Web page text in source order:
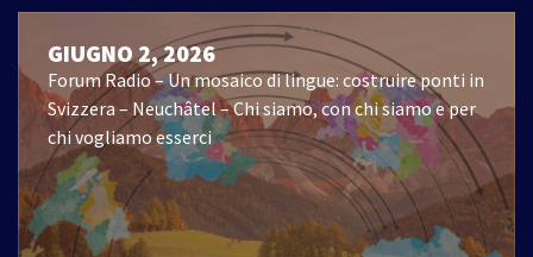
GIUGNO 2, 2026
Forum Radio – Un mosaico di lingue: costruire ponti in
Svizzera – Neuchâtel – Chi siamo, con chi siamo e per
chi vogliamo esserci